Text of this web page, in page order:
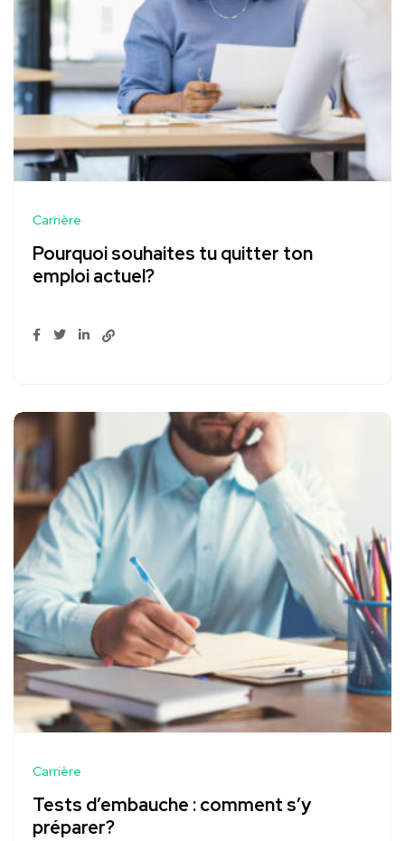
Carrière
Pourquoi souhaites tu quitter ton
emploi actuel?
Carrière
Tests d’embauche : comment s’y
préparer?